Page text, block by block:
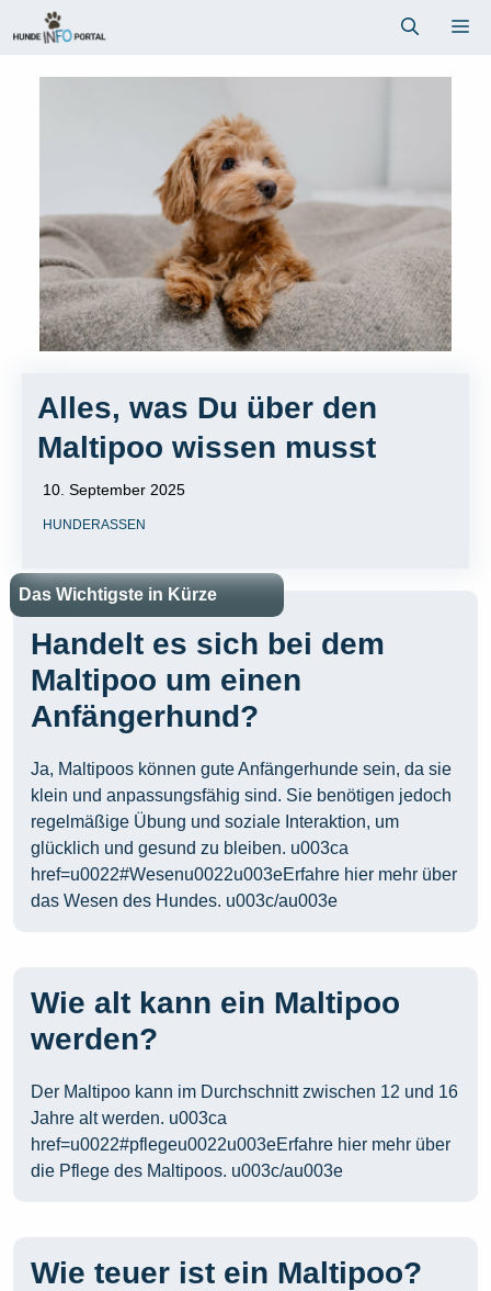
Inhalt
Alles, was Du über den
Maltipoo wissen musst
10. September 2025
HUNDERASSEN
Das Wichtigste in Kürze
Handelt es sich bei dem
Maltipoo um einen
Anfängerhund?
Ja, Maltipoos können gute Anfängerhunde sein, da sie
klein und anpassungsfähig sind. Sie benötigen jedoch
regelmäßige Übung und soziale Interaktion, um
glücklich und gesund zu bleiben. u003ca
href=u0022#Wesenu0022u003eErfahre hier mehr über
das Wesen des Hundes. u003c/au003e
Wie alt kann ein Maltipoo
werden?
Der Maltipoo kann im Durchschnitt zwischen 12 und 16
Jahre alt werden. u003ca
href=u0022#pflegeu0022u003eErfahre hier mehr über
die Pflege des Maltipoos. u003c/au003e
Wie teuer ist ein Maltipoo?